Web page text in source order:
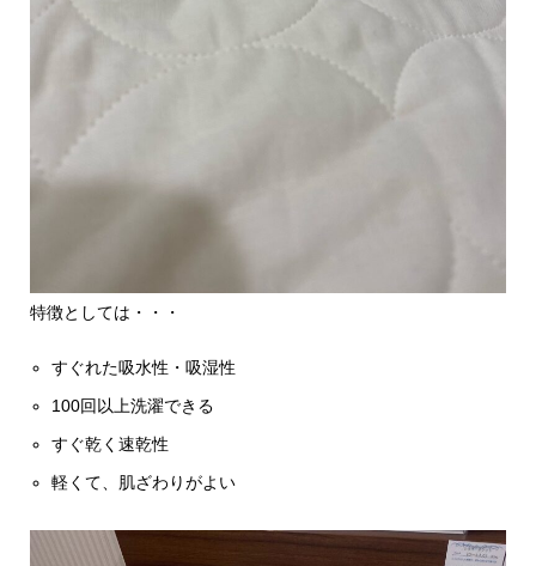
特徴としては・・・
すぐれた吸水性・吸湿性
100回以上洗濯できる
すぐ乾く速乾性
軽くて、肌ざわりがよい